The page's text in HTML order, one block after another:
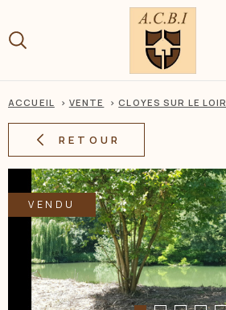
lamenu
contenu
ACCUEIL VENTE CLOYES SUR LE LOIR
RETOUR
VENDU